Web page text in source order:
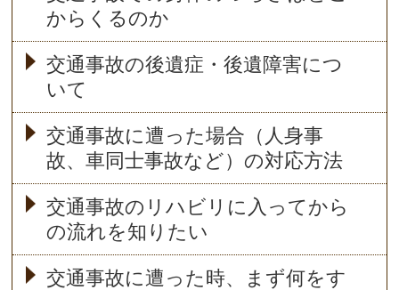
からくるのか
交通事故の後遺症・後遺障害につ
いて
交通事故に遭った場合（人身事
故、車同士事故など）の対応方法
交通事故のリハビリに入ってから
の流れを知りたい
交通事故に遭った時、まず何をす